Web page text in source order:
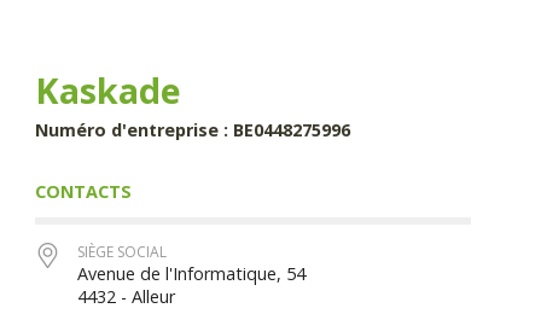
principalKaskade
Numéro d'entreprise : BE0448275996
CONTACTS
SIÈGE SOCIAL
Avenue de l'Informatique, 54
4432 - Alleur